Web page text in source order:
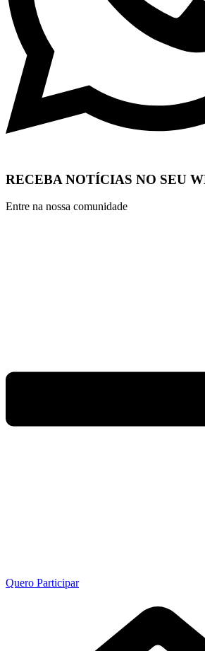
RECEBA NOTÍCIAS NO SEU
Entre na nossa comunidade
Quero Participar